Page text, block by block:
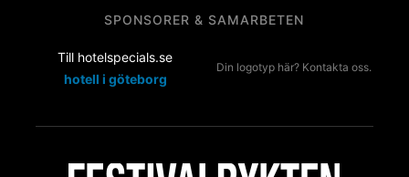
SPONSORER & SAMARBETEN
Till hotelspecials.se
hotell i göteborg
Din logotyp här? Kontakta oss.